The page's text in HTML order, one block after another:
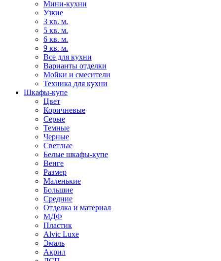
Мини-кухни
Узкие
3 кв. м.
5 кв. м.
6 кв. м.
9 кв. м.
Все для кухни
Варианты отделки
Мойки и смесители
Техника для кухни
Шкафы-купе
Цвет
Коричневые
Серые
Темные
Черные
Светлые
Белые шкафы-купе
Венге
Размер
Маленькие
Большие
Средние
Отделка и материал
МДФ
Пластик
Alvic Luxe
Эмаль
Акрил